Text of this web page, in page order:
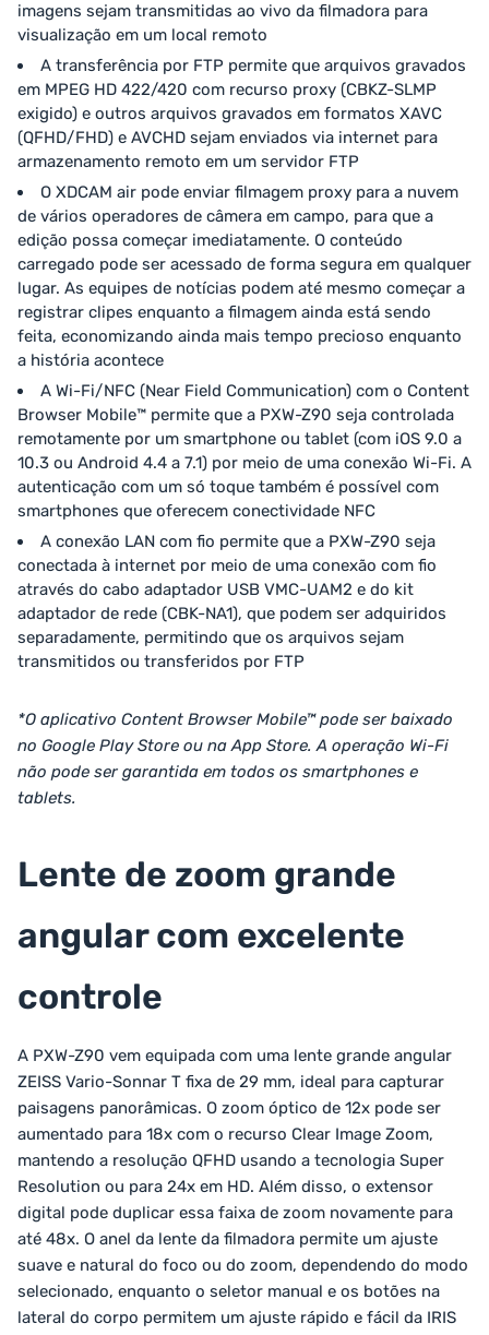
imagens sejam transmitidas ao vivo da filmadora para
visualização em um local remoto
A transferência por FTP permite que arquivos gravados
em MPEG HD 422/420 com recurso proxy (CBKZ-SLMP
exigido) e outros arquivos gravados em formatos XAVC
(QFHD/FHD) e AVCHD sejam enviados via internet para
armazenamento remoto em um servidor FTP
O XDCAM air pode enviar filmagem proxy para a nuvem
de vários operadores de câmera em campo, para que a
edição possa começar imediatamente. O conteúdo
carregado pode ser acessado de forma segura em qualquer
lugar. As equipes de notícias podem até mesmo começar a
registrar clipes enquanto a filmagem ainda está sendo
feita, economizando ainda mais tempo precioso enquanto
a história acontece
A Wi-Fi/NFC (Near Field Communication) com o Content
Browser Mobile™ permite que a PXW-Z90 seja controlada
remotamente por um smartphone ou tablet (com iOS 9.0 a
10.3 ou Android 4.4 a 7.1) por meio de uma conexão Wi-Fi. A
autenticação com um só toque também é possível com
smartphones que oferecem conectividade NFC
A conexão LAN com fio permite que a PXW-Z90 seja
conectada à internet por meio de uma conexão com fio
através do cabo adaptador USB VMC-UAM2 e do kit
adaptador de rede (CBK-NA1), que podem ser adquiridos
separadamente, permitindo que os arquivos sejam
transmitidos ou transferidos por FTP
*O aplicativo Content Browser Mobile™ pode ser baixado
no Google Play Store ou na App Store. A operação Wi-Fi
não pode ser garantida em todos os smartphones e
tablets.
Lente de zoom grande
angular com excelente
controle
A PXW-Z90 vem equipada com uma lente grande angular
ZEISS Vario-Sonnar T fixa de 29 mm, ideal para capturar
paisagens panorâmicas. O zoom óptico de 12x pode ser
aumentado para 18x com o recurso Clear Image Zoom,
mantendo a resolução QFHD usando a tecnologia Super
Resolution ou para 24x em HD. Além disso, o extensor
digital pode duplicar essa faixa de zoom novamente para
até 48x. O anel da lente da filmadora permite um ajuste
suave e natural do foco ou do zoom, dependendo do modo
selecionado, enquanto o seletor manual e os botões na
lateral do corpo permitem um ajuste rápido e fácil da IRIS